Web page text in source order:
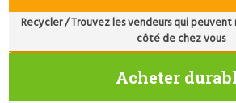
Recycler / Trouvez les vendeurs qui
côté de chez vous
Acheter